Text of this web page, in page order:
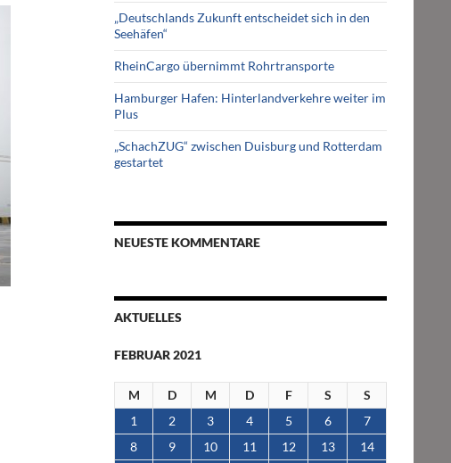
„Deutschlands Zukunft entscheidet sich in den
Seehäfen“
RheinCargo übernimmt Rohrtransporte
Hamburger Hafen: Hinterlandverkehre weiter im
Plus
„SchachZUG“ zwischen Duisburg und Rotterdam
gestartet
NEUESTE KOMMENTARE
AKTUELLES
FEBRUAR 2021
M D M D F S
S
1
2 3 4 5 6
7
8
9 10 11 12 13
14